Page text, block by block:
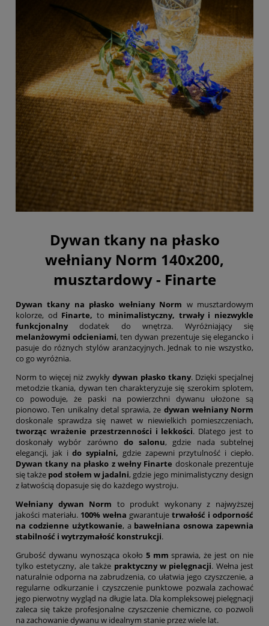
Dywan tkany na płasko
wełniany Norm 140x200,
musztardowy - Finarte
Dywan tkany na płasko wełniany Norm w musztardowym
kolorze, od Finarte, to minimalistyczny, trwały i niezwykle
funkcjonalnydodatek do wnętrza. Wyróżniający się
melanżowymi odcieniami, ten dywan prezentuje się elegancko i
pasuje do różnych stylów aranżacyjnych. Jednak to nie wszystko,
co go wyróżnia.
Norm to więcej niż zwykły dywan płasko tkany. Dzięki specjalnej
metodzie tkania, dywan ten charakteryzuje się szerokim splotem,
co powoduje, że paski na powierzchni dywanu ułożone są
pionowo. Ten unikalny detal sprawia, że dywan wełniany Norm
doskonale sprawdza się nawet w niewielkich pomieszczeniach,
tworząc wrażenie przestrzenności i lekkości. Dlatego jest to
doskonały wybór zarówno do salonu, gdzie nada subtelnej
elegancji, jak ido sypialni, gdzie zapewni przytulność i ciepło.
Dywan tkany na płasko z wełny Finarte doskonale prezentuje
się także pod stołem w jadalni, gdzie jego minimalistyczny design
z łatwością dopasuje się do każdego wystroju.
Wełniany dywan Norm to produkt wykonany z najwyższej
jakości materiału. 100% wełna gwarantuje trwałość i odporność
na codzienne użytkowanie, a bawełniana osnowa zapewnia
stabilność i wytrzymałość konstrukcji.
Grubość dywanu wynosząca około 5 mm sprawia, że jest on nie
tylko estetyczny, ale także praktyczny w pielęgnacji. Wełna jest
naturalnie odporna na zabrudzenia, co ułatwia jego czyszczenie, a
regularne odkurzanie i czyszczenie punktowe pozwala zachować
jego pierwotny wygląd na długie lata. Dla kompleksowej pielęgnacji
zaleca się także profesjonalne czyszczenie chemiczne, co pozwoli
na zachowanie dywanu w idealnym stanie przez wiele lat.